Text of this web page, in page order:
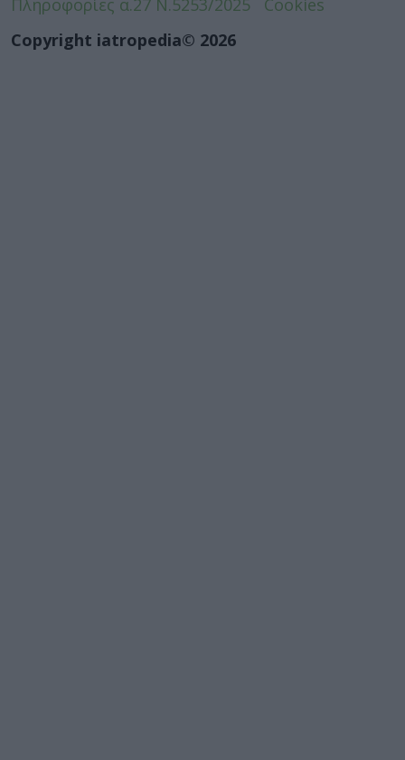
Πληροφορίες α.27 Ν.5253/2025
Cookies
Copyright iatropedia© 2026